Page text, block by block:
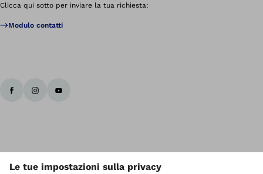
Clicca qui sotto per inviare la tua richiesta:
Modulo contatti